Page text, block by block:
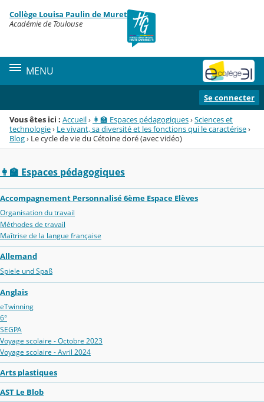
Menu de la rubrique
Contenu
Collège Louisa Paulin de Muret
Académie de Toulouse
MENU
Se connecter
Vous êtes ici : Accueil› 👩‍🏫 Espaces pédagogiques›Sciences et
technologie› Le vivant, sa diversité et les fonctions qui le caractérise›
Blog› Le cycle de vie du Cétoine doré (avec vidéo)
👩‍🏫 Espaces pédagogiques
Accompagnement Personnalisé 6ème Espace Elèves
Organisation du travail
Méthodes de travail
Maîtrise de la langue française
Allemand
Spiele und Spaß
Anglais
eTwinning
6°
SEGPA
Voyage scolaire - Octobre 2023
Voyage scolaire - Avril 2024
Arts plastiques
AST Le Blob